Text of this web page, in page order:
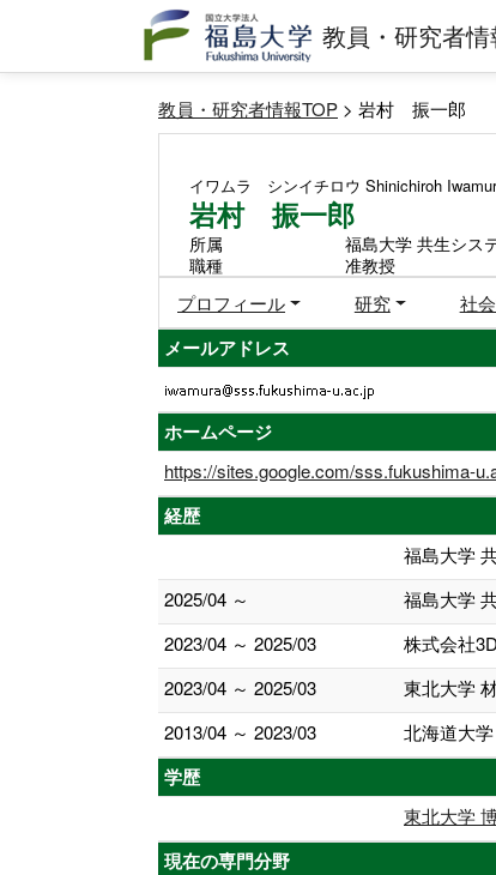
教員・研究者情
教員・研究者情報TOP > 岩村 振一郎
イワムラ シンイチロウ Shinichiroh
岩村 振一郎
所属
福島大学 共生シス
職種
准教授
プロフィール 研究 社
メールアドレス
ホームページ
https://sites.google.com/sss.fukushima-
経歴
福島大学
2025/04 ～
福島大学
2023/04 ～ 2025/03
株式会社
2023/04 ～ 2025/03
東北大学
2013/04 ～ 2023/03
北海道大
学歴
東北大学
現在の専門分野